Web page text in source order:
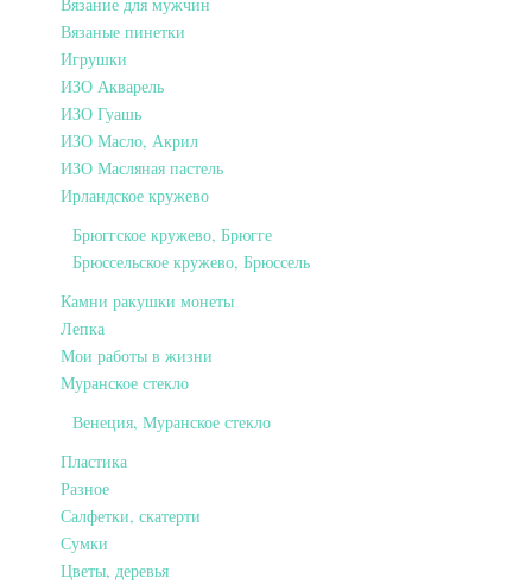
Вязаные пинетки
Игрушки
ИЗО Акварель
ИЗО Гуашь
ИЗО Масло, Акрил
ИЗО Масляная пастель
Ирландское кружево
Брюггское кружево, Брюгге
Брюссельское кружево, Брюссель
Камни ракушки монеты
Лепка
Мои работы в жизни
Муранское стекло
Венеция, Муранское стекло
Пластика
Разное
Салфетки, скатерти
Сумки
Цветы, деревья